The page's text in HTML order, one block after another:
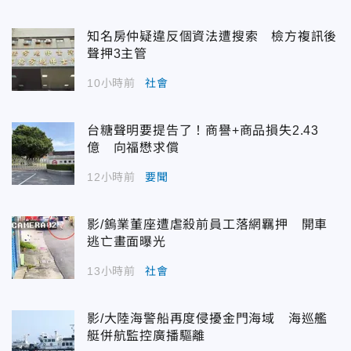
知名房仲疑違反個資法遭搜索 檢方複訊後
聲押3主管
10小時前 社會
台糖聲明要提告了！商譽+商品損失2.43
億 向福懋求償
12小時前 要聞
影/鎢業董座遭虐殺前員工落網羈押 開車
逃亡畫面曝光
13小時前 社會
影/大陸海警船再度侵擾金門海域 海巡艦
艇併航監控廣播驅離